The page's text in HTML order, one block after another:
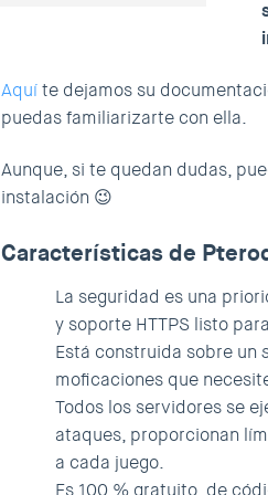
Aquíte dejamos su
puedas familiarizarte con ella.
Aunque, si te quedan dudas,
instalación 😉
Características de
La seguridad es una
y soporte HTTPS listo
Está construida sobre un
moficaciones que
Todos los servidores se
ataques, proporcionan
a cada juego.
Es 100 % gratuito, de